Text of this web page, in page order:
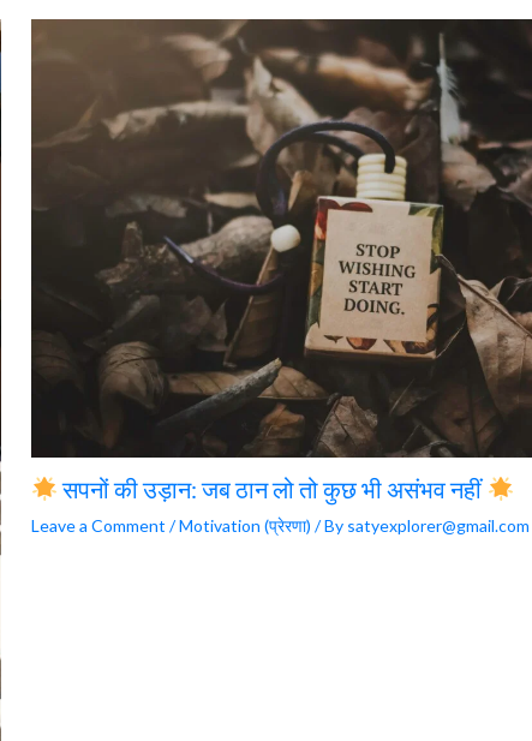
सपनों की उड़ान: जब ठान लो तो कुछ भी असंभव नहीं
Leave a Comment /Motivation (प्रेरणा) / By satyexplorer@gmail.com